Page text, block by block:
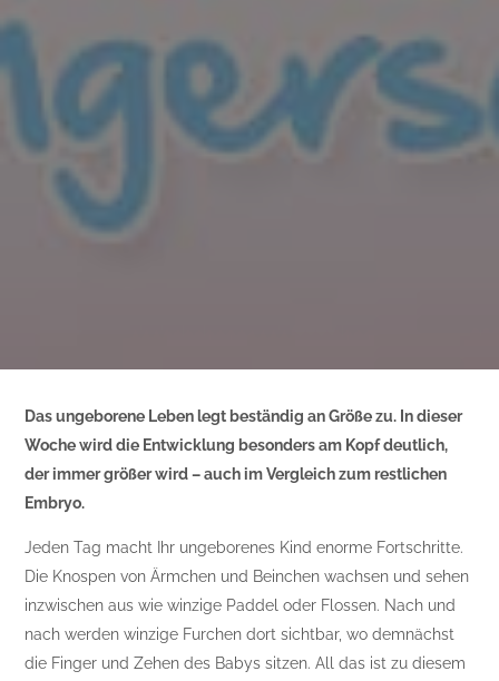
Das ungeborene Leben legt beständig an Größe zu. In dieser
Woche wird die Entwicklung besonders am Kopf deutlich,
der immer größer wird – auch im Vergleich zum restlichen
Embryo.
Jeden Tag macht Ihr ungeborenes Kind enorme Fortschritte.
Die Knospen von Ärmchen und Beinchen wachsen und sehen
inzwischen aus wie winzige Paddel oder Flossen. Nach und
nach werden winzige Furchen dort sichtbar, wo demnächst
die Finger und Zehen des Babys sitzen. All das ist zu diesem